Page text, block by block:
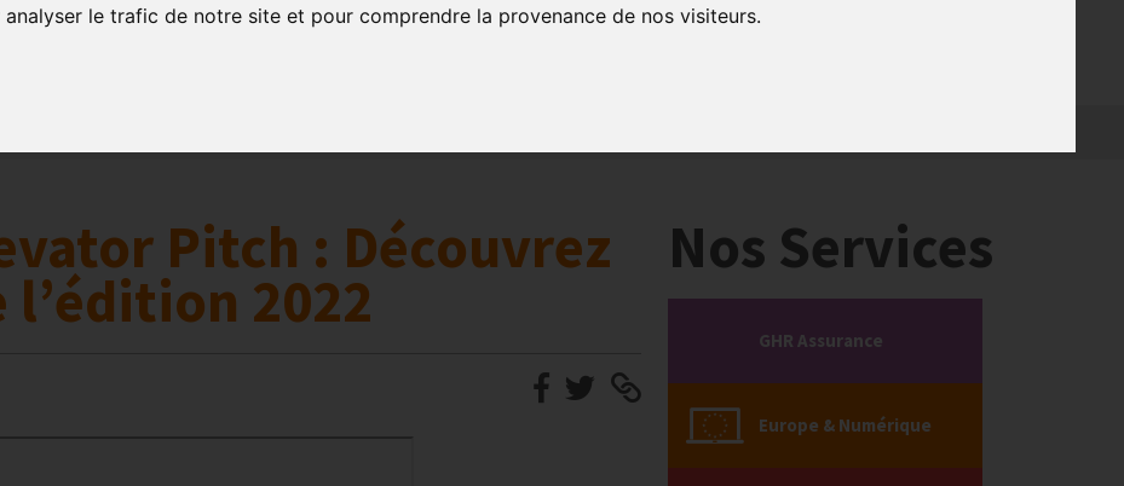
le trafic de notre site et pour comprendre la provenance de nos visiteurs.
Numérique
Pitch : Découvrez
l’édition 2022
Nos Services
GHR Assurance
Europe & Numérique